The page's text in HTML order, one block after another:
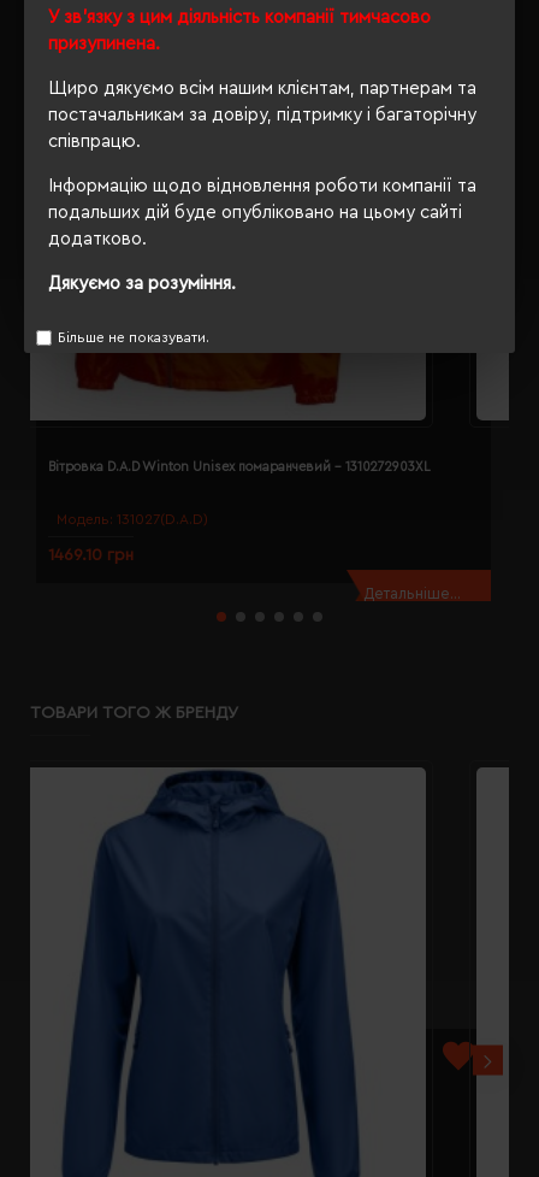
У зв'язку з цим діяльність компанії тимчасово
призупинена.
Щиро дякуємо всім нашим клієнтам, партнерам та
постачальникам за довіру, підтримку і багаторічну
співпрацю.
Інформацію щодо відновлення роботи компанії та
подальших дій буде опубліковано на цьому сайті
додатково.
Дякуємо за розуміння.
Більше не показувати.
Модель: 131027(D.A.D)
Вітровка D.A.D Winton Unisex помаранчевий - 1310272903XL
1469.10 грн
Детальніше...
ТОВАРИ ТОГО Ж БРЕНДУ